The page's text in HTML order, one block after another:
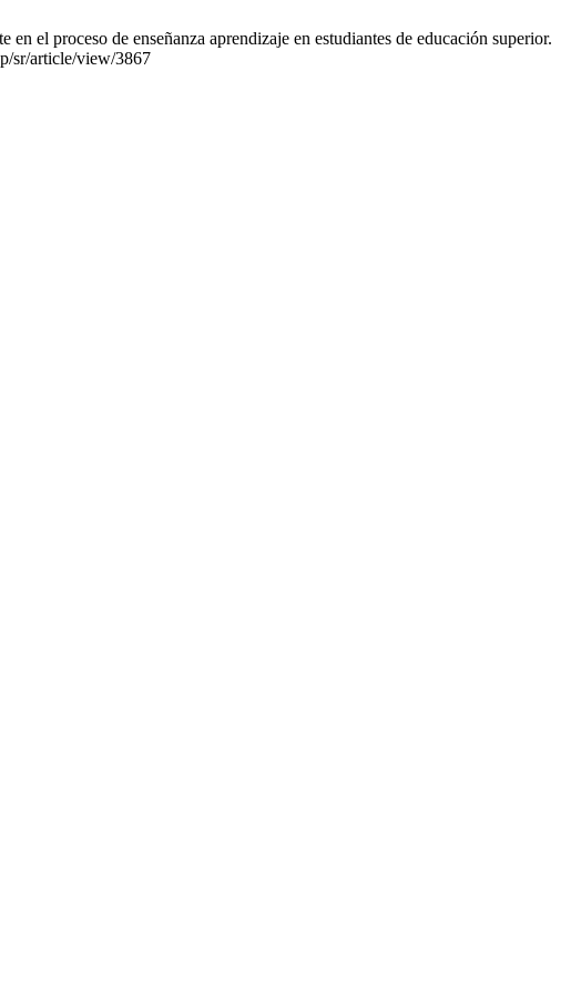
el proceso de enseñanza aprendizaje en estudiantes de educación superior.
sr/article/view/3867